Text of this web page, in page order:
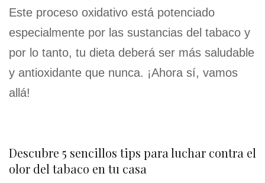
Este proceso oxidativo está potenciado
especialmente por las sustancias del tabaco y
por lo tanto, tu dieta deberá ser más saludable
y antioxidante que nunca. ¡Ahora sí, vamos
allá!
Descubre 5 sencillos tips para luchar contra el
olor del tabaco en tu casa